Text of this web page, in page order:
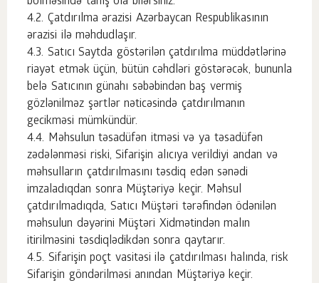
Çatdırılma ərazisi Azərbaycan Respublikasının
ərazisi ilə məhdudlaşır.
Satıcı Saytda göstərilən çatdırılma müddətlərinə
riayət etmək üçün, bütün cəhdləri göstərəcək, bununla
belə Satıcının günahı səbəbindən baş vermiş
gözlənilməz şərtlər nəticəsində çatdırılmanın
gecikməsi mümkündür.
Məhsulun təsadüfən itməsi və ya təsadüfən
zədələnməsi riski, Sifarişin alıcıya verildiyi andan və
məhsulların çatdırılmasını təsdiq edən sənədi
imzaladıqdan sonra Müştəriyə keçir. Məhsul
çatdırılmadıqda, Satıcı Müştəri tərəfindən ödənilən
məhsulun dəyərini Müştəri Xidmətindən malın
itirilməsini təsdiqlədikdən sonra qaytarır.
Sifarişin poçt vasitəsi ilə çatdırılması halında, risk
Sifarişin göndərilməsi anından Müştəriyə keçir.